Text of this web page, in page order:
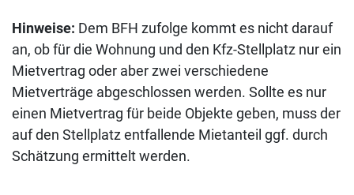
Hinweise: Dem BFH zufolge kommt es nicht darauf
an, ob für die Wohnung und den Kfz-Stellplatz nur ein
Mietvertrag oder aber zwei verschiedene
Mietverträge abgeschlossen werden. Sollte es nur
einen Mietvertrag für beide Objekte geben, muss der
auf den Stellplatz entfallende Mietanteil ggf. durch
Schätzung ermittelt werden.